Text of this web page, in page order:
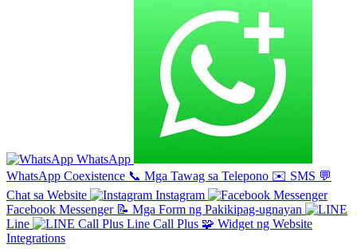
WhatsApp
WhatsApp Coexistence 📞 Mga Tawag sa Telepono ✉️ SMS 💬
Chat sa Website
Instagram
Facebook Messenger 📝 Mga Form ng Pakikipag-ugnayan
Line
Line Call Plus 🧩 Widget ng Website
Integrations